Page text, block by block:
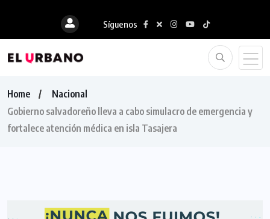
Síguenos
Home
Nacional
Gobierno salvadoreño lleva a cabo simulacro de emergencia y
fortalece atención médica en isla Tasajera